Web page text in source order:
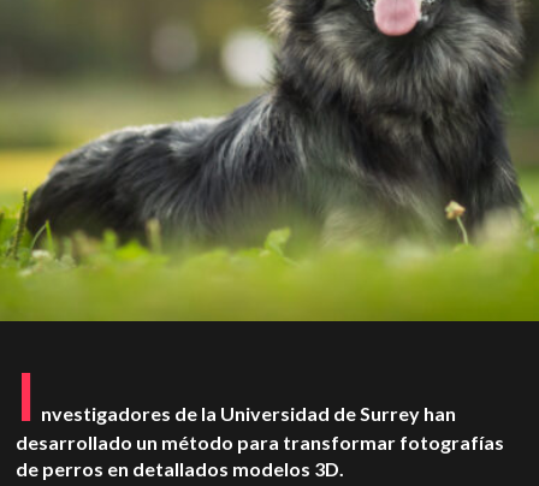
I nvestigadores de la Universidad de Surrey han
desarrollado un método para transformar fotografías
de perros en detallados modelos 3D.